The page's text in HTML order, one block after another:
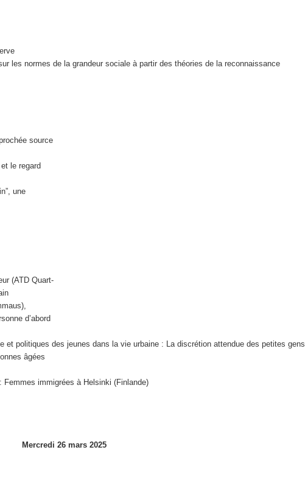
les normes de la grandeur sociale à partir des théories de la reconnaissance
source
le regard
une
(ATD Quart-
d’abord
et politiques des jeunes dans la vie urbaine : La discrétion attendue des petites gens
âgées
immigrées à Helsinki (Finlande)
Mercredi 26 mars 2025